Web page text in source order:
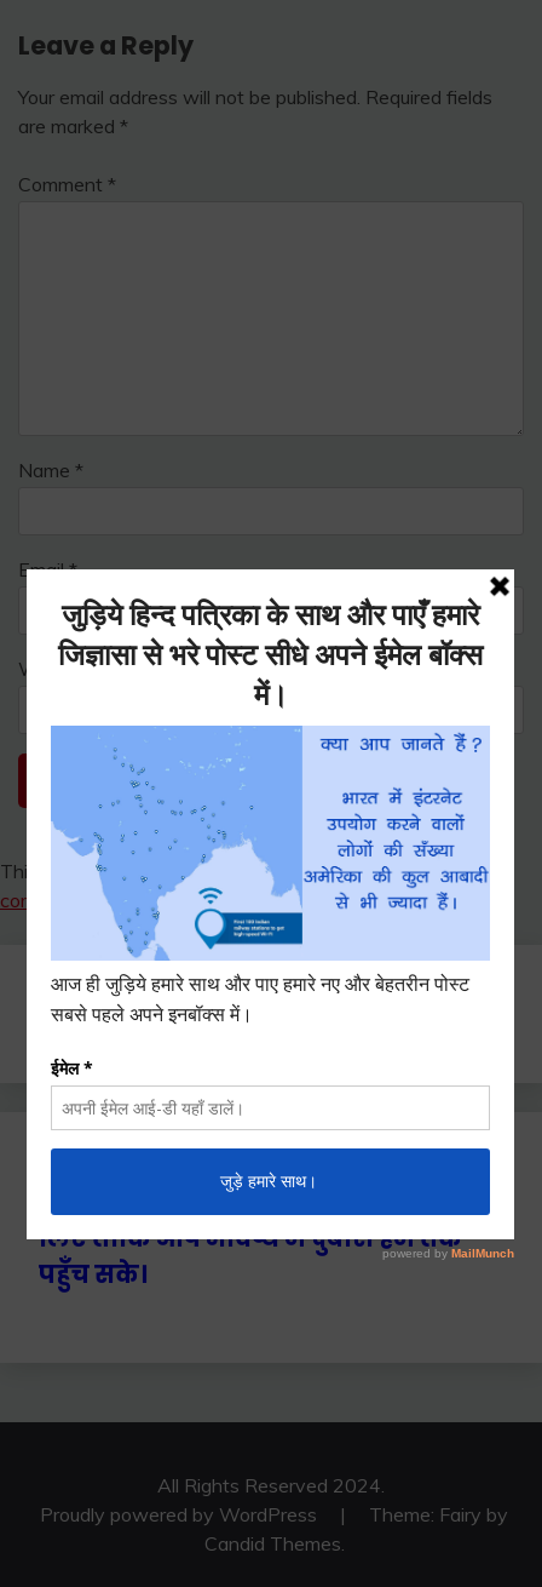
Leave a Reply
Your email address will not be published. Required fields
are marked *
Comment *
Name *
Email*
Website
This site uses Akismet to reduce spam.Learn how your
comment data is processed.
Search
for:
Ctrl+D दबाएँ हमे बुकमार्क / सेव करने के
लिए ताकि आप भविष्य में दुबारा हम तक
पहुँच सके।
All Rights Reserved 2024.
Proudly powered by WordPress
|
Theme: Fairy by
Candid Themes.